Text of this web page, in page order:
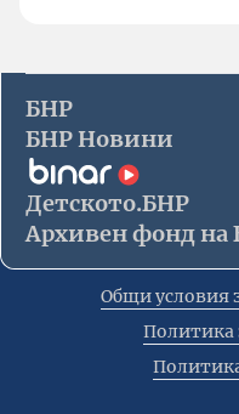
БНР
БНР Новини
Детското.БНР
Архивен фонд на
Общи условия
Политика